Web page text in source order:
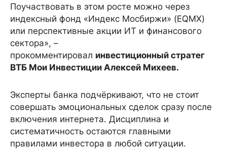
Поучаствовать в этом росте можно через
индексный фонд «Индекс Мосбиржи» (EQMX)
или перспективные акции ИТ и финансового
сектора», –
прокомментировал инвестиционный стратег
ВТБ Мои Инвестиции Алексей Михеев.
Эксперты банка подчёркивают, что не стоит
совершать эмоциональных сделок сразу после
включения интернета. Дисциплина и
систематичность остаются главными
правилами инвестора в любой ситуации.​